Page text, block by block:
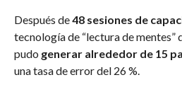
Después de48 sesiones de
tecnología de “lectura de mentes”
pudo generar alrededor de 15
una tasa de error del 26 %.